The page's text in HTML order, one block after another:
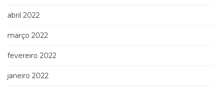
abril 2022
março 2022
fevereiro 2022
janeiro 2022